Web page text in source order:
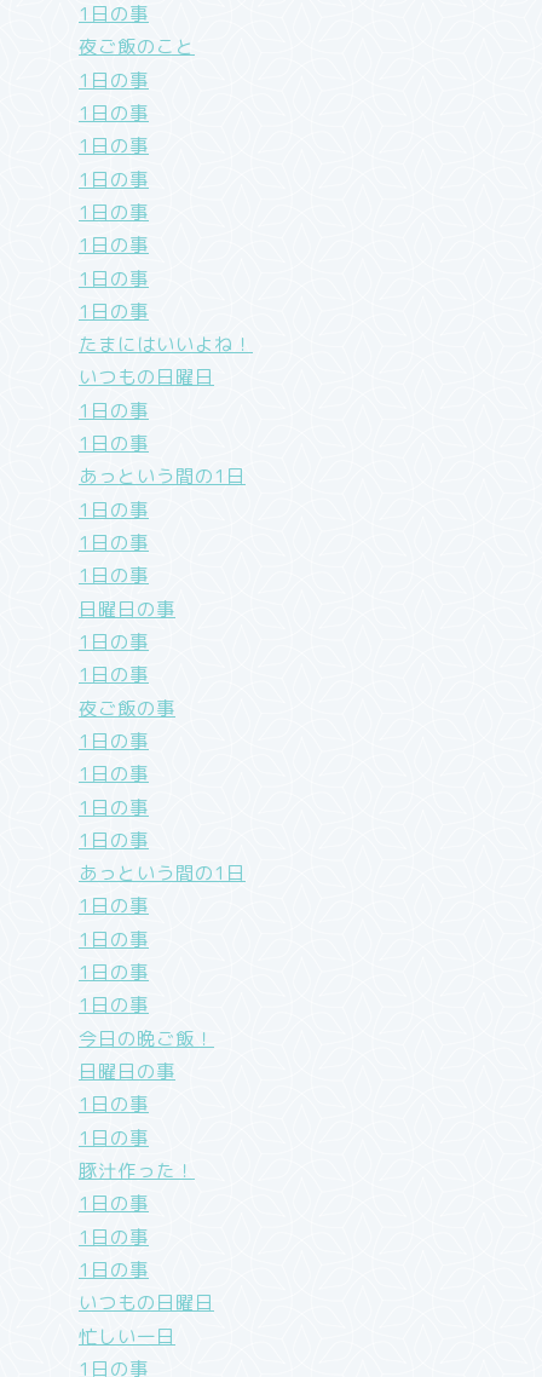
1日の事
夜ご飯のこと
1日の事
1日の事
1日の事
1日の事
1日の事
1日の事
1日の事
1日の事
たまにはいいよね！
いつもの日曜日
1日の事
1日の事
あっという間の1日
1日の事
1日の事
1日の事
日曜日の事
1日の事
1日の事
夜ご飯の事
1日の事
1日の事
1日の事
1日の事
あっという間の1日
1日の事
1日の事
1日の事
1日の事
今日の晩ご飯！
日曜日の事
1日の事
1日の事
豚汁作った！
1日の事
1日の事
1日の事
いつもの日曜日
忙しい一日
1日の事